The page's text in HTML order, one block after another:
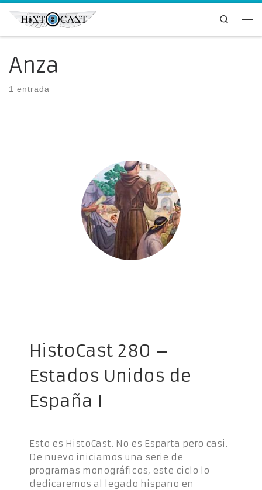
Saltar al contenido
Search
Anza
1 entrada
HistoCast 280 –
Estados Unidos de
España I
Esto es HistoCast. No es Esparta pero casi.
De nuevo iniciamos una serie de
programas monográficos, este ciclo lo
dedicaremos al legado hispano en